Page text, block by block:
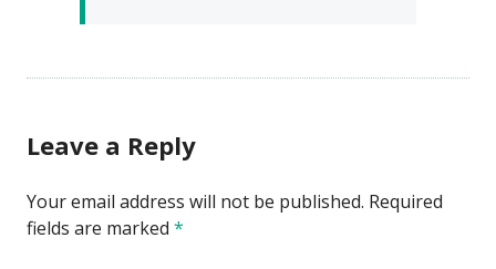
Leave a Reply
Your email address will not be published. Required
fields are marked *